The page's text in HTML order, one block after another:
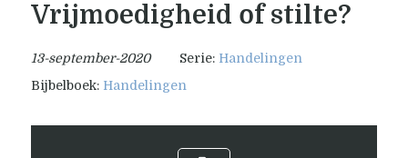
Vrijmoedigheid of stilte?
13-september-2020 Serie: Handelingen
Bijbelboek: Handelingen